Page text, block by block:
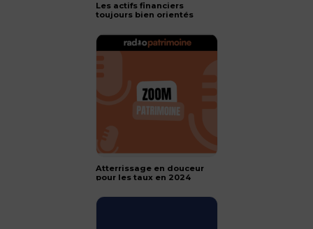
Les actifs financiers
toujours bien orientés
Atterrissage en douceur
pour les taux en 2024